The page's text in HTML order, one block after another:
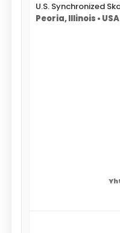
U.S. Synchronized
Peoria, Illinois • USA